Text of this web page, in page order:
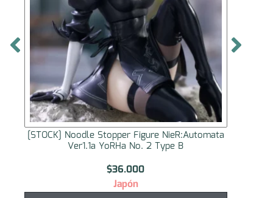
[STOCK] Noodle Stopper Figure NieR:Automata
Ver1.1a YoRHa No. 2 Type B
$36.000
Japón